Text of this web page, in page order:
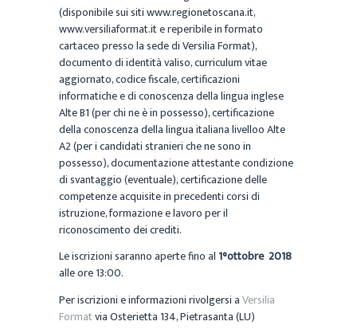
(disponibile sui siti www.regionetoscana.it,
www.versiliaformat.it e reperibile in formato
cartaceo presso la sede di Versilia Format),
documento di identità valiso, curriculum vitae
aggiornato, codice fiscale, certificazioni
informatiche e di conoscenza della lingua inglese
Alte B1 (per chi ne è in possesso), certificazione
della conoscenza della lingua italiana livelloo Alte
A2 (per i candidati stranieri che ne sono in
possesso), documentazione attestante condizione
di svantaggio (eventuale), certificazione delle
competenze acquisite in precedenti corsi di
istruzione, formazione e lavoro per il
riconoscimento dei crediti.
Le iscrizioni saranno aperte fino al 1°ottobre 2018
alle ore 13:00.
Per iscrizioni e informazioni rivolgersi aVersilia
Formatvia Osterietta 134, Pietrasanta (LU)